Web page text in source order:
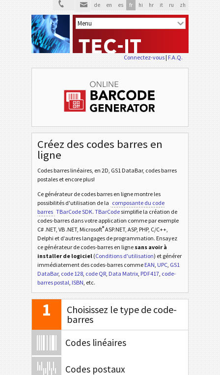
de en es fr hi hr it ru zh
Connectez-vous| F.A.Q.
Créez des codes barres en
ligne
Codes barres linéaires, en 2D, GS1 DataBar, codes barres
postales et encore plus!
Ce générateur de codes barres en ligne montre les
possibilités d'utilisation de la composante du code
barres TBarCode SDK. TBarCodesimplifie la création de
codes-barres dans votre application comme par exemple
C# .NET, VB .NET, Microsoft®ASP.NET, ASP, PHP, C/C++,
Delphi et d’autres langages de programmation. Ensayez
ce générateur de codes-barres en ligne sans avoir à
installer de logiciel (Conditions d'utilisation) et générer
immédiatement des codes-barres comme EAN, UPC, GS1
DataBar, code 128, code QR, Data Matrix, PDF417, code-
barres postal, ISBN, etc.
1
Choisissez le type de code-
barres
Codes linéaires
Codes postaux